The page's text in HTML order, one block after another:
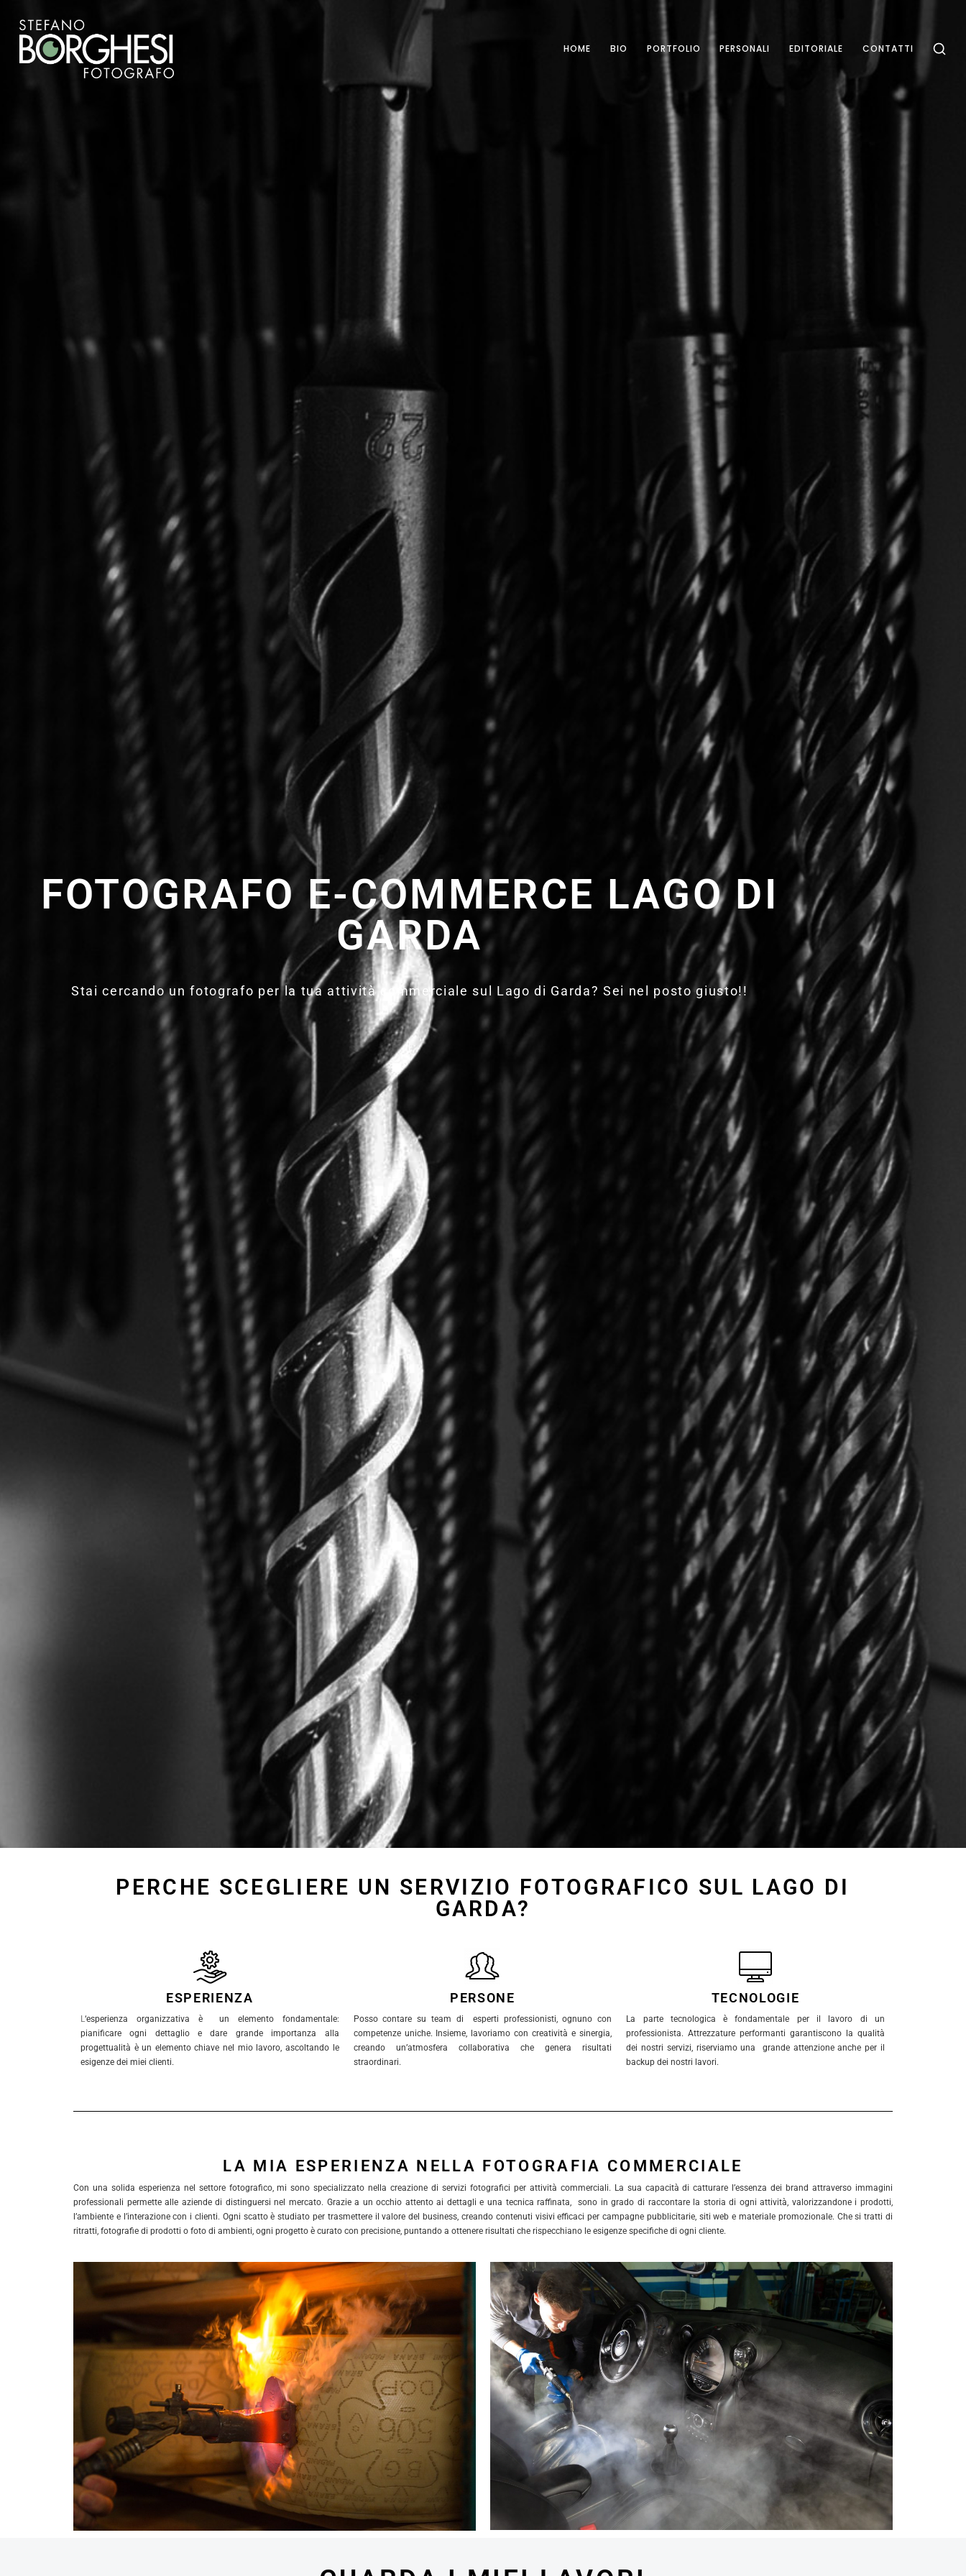
HOME BIO PORTFOLIO PERSONALI EDITORIALE CONTATTI
FOTOGRAFO E-COMMERCE LAGO DI
GARDA
Stai cercando un fotografo per la tua attività commerciale sul Lago di Garda? Sei nel posto giusto!!
PERCHE SCEGLIERE UN SERVIZIO FOTOGRAFICO SUL LAGO DI
GARDA?
ESPERIENZA
L ‘esperienza organizzativa è un elemento fondamentale:
pianificare ogni dettaglio e dare grande importanza alla
progettualità è un elemento chiave nel mio lavoro, ascoltando le
esigenze dei miei clienti.
PERSONE
Posso contare su team di esperti professionisti, ognuno con
competenze uniche. Insieme, lavoriamo con creatività e sinergia,
creando un’atmosfera collaborativa che genera risultati
straordinari.
TECNOLOGIE
La parte tecnologica è fondamentale per il lavoro di un
professionista. Attrezzature performanti garantiscono la qualità
dei nostri servizi, riserviamo una grande attenzione anche per il
backup dei nostri lavori.
LA MIA ESPERIENZA NELLA FOTOGRAFIA COMMERCIALE
Con una solida esperienza nel settore fotografico, mi sono specializzato nella creazione di servizi fotografici per attività commerciali. La sua capacità di catturare l’essenza dei brand attraverso immagini
professionali permette alle aziende di distinguersi nel mercato. Grazie a un occhio attento ai dettagli e una tecnica raffinata, sono in grado di raccontare la storia di ogni attività, valorizzandone i prodotti,
l’ambiente e l’interazione con i clienti. Ogni scatto è studiato per trasmettere il valore del business, creando contenuti visivi efficaci per campagne pubblicitarie, siti web e materiale promozionale. Che si tratti di
ritratti, fotografie di prodotti o foto di ambienti, ogni progetto è curato con precisione, puntando a ottenere risultati che rispecchiano le esigenze specifiche di ogni cliente.